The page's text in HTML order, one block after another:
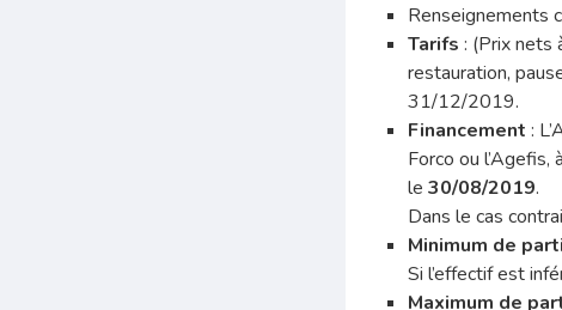
Renseignements
Tarifs : (Prix nets
restauration,
31/12/2019.
Financement :
Forco ou l’Agefis,
le30/08/2019.
Dans le cas
Minimum de
Si l’effectif est
Maximum de